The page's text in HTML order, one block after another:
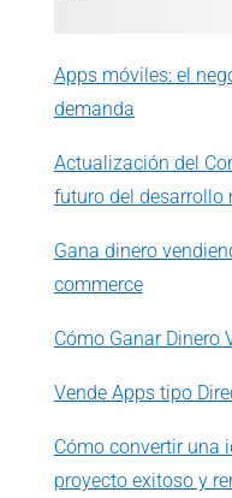
Apps móviles: el
demanda
Actualización del
futuro del desarrollo
Gana dinero
commerce
Cómo Ganar Dinero
Vende Apps tipo
Cómo convertir una
proyecto exitoso y